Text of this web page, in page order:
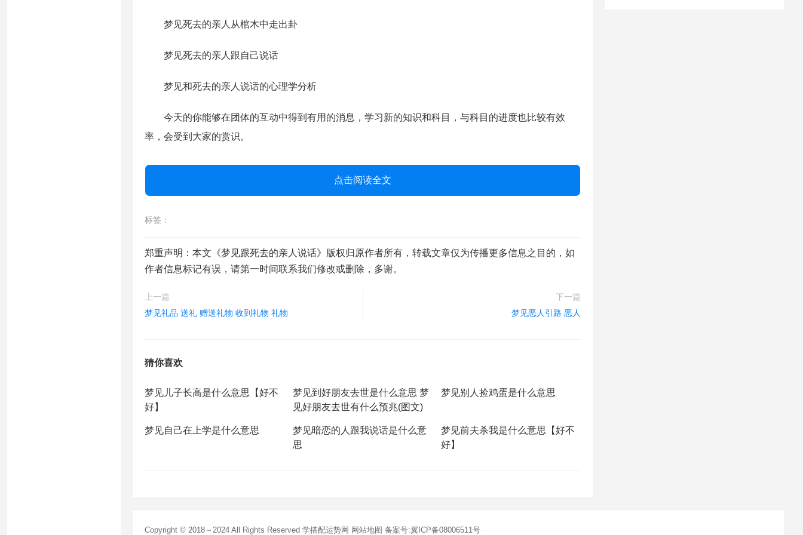
梦见死去的亲人从棺木中走出卦
梦见死去的亲人跟自己说话
梦见和死去的亲人说话的心理学分析
今天的你能够在团体的互动中得到有用的消息，学习新的知识和科目，与科目的进度也比较有效
率，会受到大家的赏识。
点击阅读全文
标签：
郑重声明：本文《梦见跟死去的亲人说话》版权归原作者所有，转载文章仅为传播更多信息之目的，如
作者信息标记有误，请第一时间联系我们修改或删除，多谢。
上一篇
梦见礼品 送礼 赠送礼物 收到礼物 礼物
下一篇
梦见恶人引路 恶人
猜你喜欢
梦见儿子长高是什么意思【好不
好】
梦见到好朋友去世是什么意思 梦
见好朋友去世有什么预兆(图文)
梦见别人捡鸡蛋是什么意思
梦见自己在上学是什么意思
梦见暗恋的人跟我说话是什么意
思
梦见前夫杀我是什么意思【好不
好】
Copyright © 2018～2024 All Rights Reserved 学搭配运势网 网站地图 备案号:冀ICP备08006511号